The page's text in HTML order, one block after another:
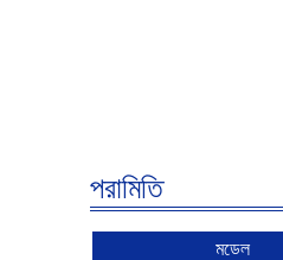
পরামিতি
মডেল